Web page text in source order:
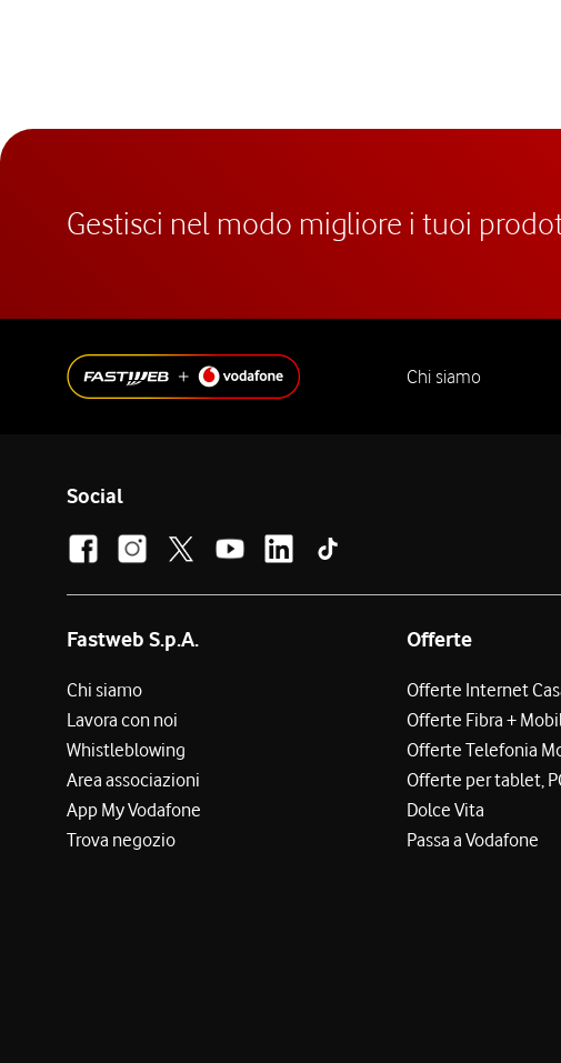
Gestisci nel modo migliore i tuoi
Chi siamo
Social
Fastweb S.p.A.
Chi siamo
Lavora con noi
Whistleblowing
Area associazioni
App My Vodafone
Trova negozio
Offerte
Offerte Internet
Offerte Fibra +
Offerte Telefonia
Offerte per tablet,
Dolce Vita
Passa a Vodafone